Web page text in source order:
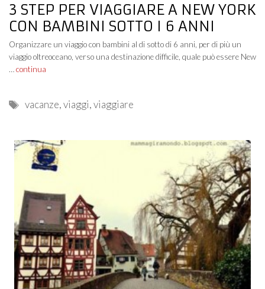
3 STEP PER VIAGGIARE A NEW YORK
CON BAMBINI SOTTO I 6 ANNI
Organizzare un viaggio con bambini al di sotto di 6 anni, per di più un
viaggio oltreoceano, verso una destinazione difficile, quale può essere New
…continua
Tags
vacanze,viaggi,viaggiare